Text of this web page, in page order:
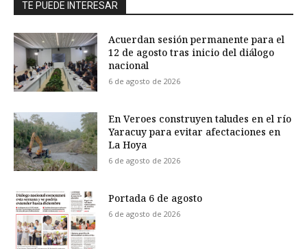
TE PUEDE INTERESAR
Acuerdan sesión permanente para el
12 de agosto tras inicio del diálogo
nacional
6 de agosto de 2026
En Veroes construyen taludes en el río
Yaracuy para evitar afectaciones en
La Hoya
6 de agosto de 2026
Portada 6 de agosto
6 de agosto de 2026